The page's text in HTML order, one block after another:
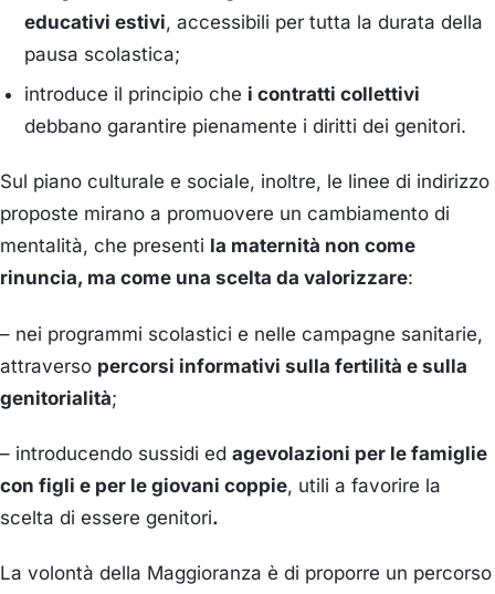
educativi estivi, accessibili per tutta la durata della
pausa scolastica;
introduce il principio che i contratti collettivi
debbano garantire pienamente i diritti dei genitori.
Sul piano culturale e sociale, inoltre, le linee di indirizzo
proposte mirano a promuovere un cambiamento di
mentalità, che presenti la maternità non come
rinuncia, ma come una scelta da valorizzare:
– nei programmi scolastici e nelle campagne sanitarie,
attraverso percorsi informativi sulla fertilità e sulla
genitorialità;
– introducendo sussidi ed agevolazioni per le famiglie
con figli e per le giovani coppie, utili a favorire la
scelta di essere genitori.
La volontà della Maggioranza è di proporre un percorso